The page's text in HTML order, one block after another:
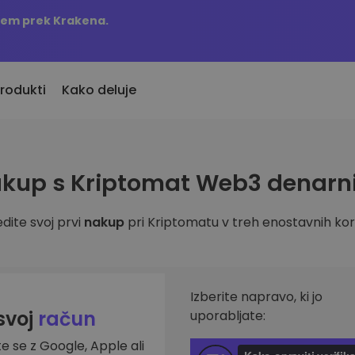
prek Krakena.
dodani
dodane kriptovalute
bi kupil 100 EUR…
KriptoEarn
Zaslužite nagrade s svojim
Trezor
Redno načrtovane naložbe (DCA)
Opozorila o
Ažurne
Raziščite
Pametni
učinkovitost
Kako deluje
s Kriptomat Web3
svoj prvi nakuppri Kriptomatu v treh enostavnih
račun
se z Google, Apple ali
Izberite napravo, ki jo
uporabljate: